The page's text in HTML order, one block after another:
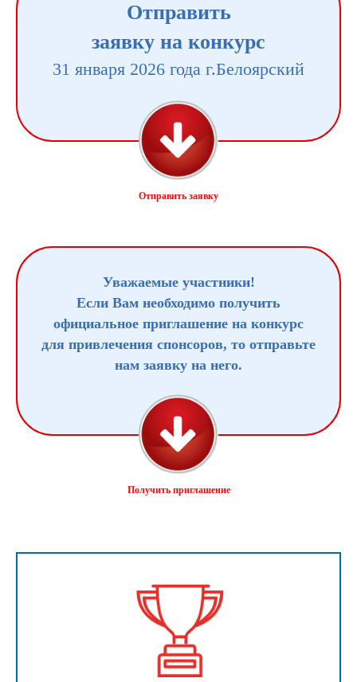
Отправить
заявку на конкурс
31 января 2026 года г.Белоярский
Отправить заявку
Уважаемые участники!
Если Вам необходимо получить
официальное приглашение на конкурс
для привлечения спонсоров, то отправьте
нам заявку на него.
Получить приглашение